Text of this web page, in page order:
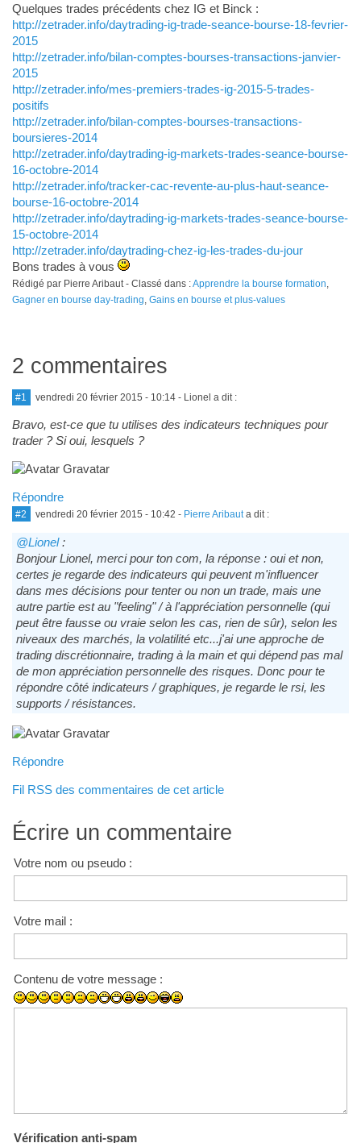
Quelques trades précédents chez IG et Binck :
http://zetrader.info/daytrading-ig-trade-seance-bourse-18-fevrier-
2015
http://zetrader.info/bilan-comptes-bourses-transactions-janvier-
2015
http://zetrader.info/mes-premiers-trades-ig-2015-5-trades-
positifs
http://zetrader.info/bilan-comptes-bourses-transactions-
boursieres-2014
http://zetrader.info/daytrading-ig-markets-trades-seance-bourse-
16-octobre-2014
http://zetrader.info/tracker-cac-revente-au-plus-haut-seance-
bourse-16-octobre-2014
http://zetrader.info/daytrading-ig-markets-trades-seance-bourse-
15-octobre-2014
http://zetrader.info/daytrading-chez-ig-les-trades-du-jour
Bons trades à vous
Rédigé par Pierre Aribaut - Classé dans :Apprendre la bourse formation
Gagner en bourse day-trading Gains en bourse et plus-values
2 commentaires
#1 vendredi 20 février 2015 - 10:14- Lionel a dit :
Bravo, est-ce que tu utilises des indicateurs techniques pour
trader ? Si oui, lesquels ?
Répondre
#2 vendredi 20 février 2015 - 10:42 - Pierre Aribauta dit :
@Lionel:
Bonjour Lionel, merci pour ton com, la réponse : oui et non,
certes je regarde des indicateurs qui peuvent m'influencer
dans mes décisions pour tenter ou non un trade, mais une
autre partie est au "feeling" / à l'appréciation personnelle (qui
peut être fausse ou vraie selon les cas, rien de sûr), selon les
niveaux des marchés, la volatilité etc...j'ai une approche de
trading discrétionnaire, trading à la main et qui dépend pas mal
de mon appréciation personnelle des risques. Donc pour te
répondre côté indicateurs / graphiques, je regarde le rsi, les
supports / résistances.
Répondre
Fil RSS des commentaires de cet article
Écrire un commentaire
Votre nom ou pseudo :
Votre mail :
Contenu de votre message :
Vérification anti-spam